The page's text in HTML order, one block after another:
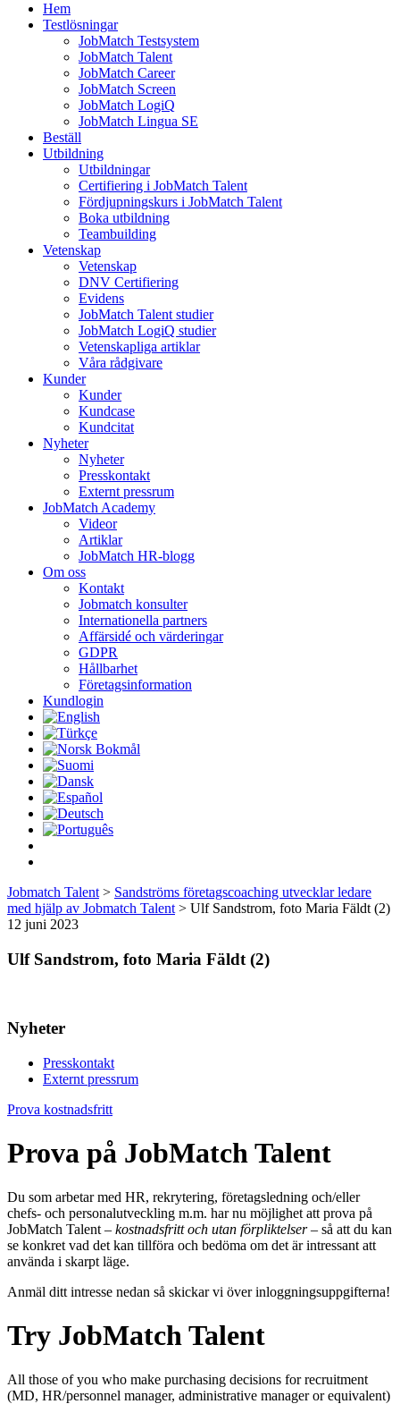
Hem
Testlösningar
JobMatch Testsystem
JobMatch Talent
JobMatch Career
JobMatch Screen
JobMatch LogiQ
JobMatch Lingua SE
Beställ
Utbildning
Utbildningar
Certifiering i JobMatch Talent
Fördjupningskurs i JobMatch Talent
Boka utbildning
Teambuilding
Vetenskap
Vetenskap
DNV Certifiering
Evidens
JobMatch Talent studier
JobMatch LogiQ studier
Vetenskapliga artiklar
Våra rådgivare
Kunder
Kunder
Kundcase
Kundcitat
Nyheter
Nyheter
Presskontakt
Externt pressrum
JobMatch Academy
Videor
Artiklar
JobMatch HR-blogg
Om oss
Kontakt
Jobmatch konsulter
Internationella partners
Affärsidé och värderingar
GDPR
Hållbarhet
Företagsinformation
Kundlogin
Jobmatch Talent > Sandströms företagscoaching utvecklar ledare
med hjälp av Jobmatch Talent > Ulf Sandstrom, foto Maria Fäldt (2)
12 juni 2023
Ulf Sandstrom, foto Maria Fäldt (2)
Nyheter
Presskontakt
Externt pressrum
Prova kostnadsfritt
Prova på JobMatch Talent
Du som arbetar med HR, rekrytering, företagsledning och/eller
chefs- och personalutveckling m.m. har nu möjlighet att prova på
JobMatch Talent – kostnadsfritt och utan förpliktelser– så att du kan
se konkret vad det kan tillföra och bedöma om det är intressant att
använda i skarpt läge.
Anmäl ditt intresse nedan så skickar vi över inloggningsuppgifterna!
Try JobMatch Talent
All those of you who make purchasing decisions for recruitment
(MD, HR/personnel manager, administrative manager or equivalent)